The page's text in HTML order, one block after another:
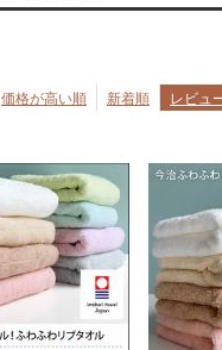
価格が高い順 新着順 レビュ